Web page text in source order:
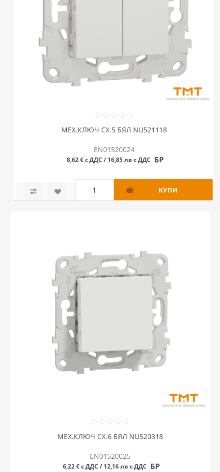
МЕХ.КЛЮЧ СХ.5 БЯЛ NU521118
EN01520024
8,62 € с ДДС / 16,85 лв с ДДС БР
МЕХ.КЛЮЧ СХ.6 БЯЛ NU520318
EN01520025
6,22 € с ДДС / 12,16 лв с ДДС БР